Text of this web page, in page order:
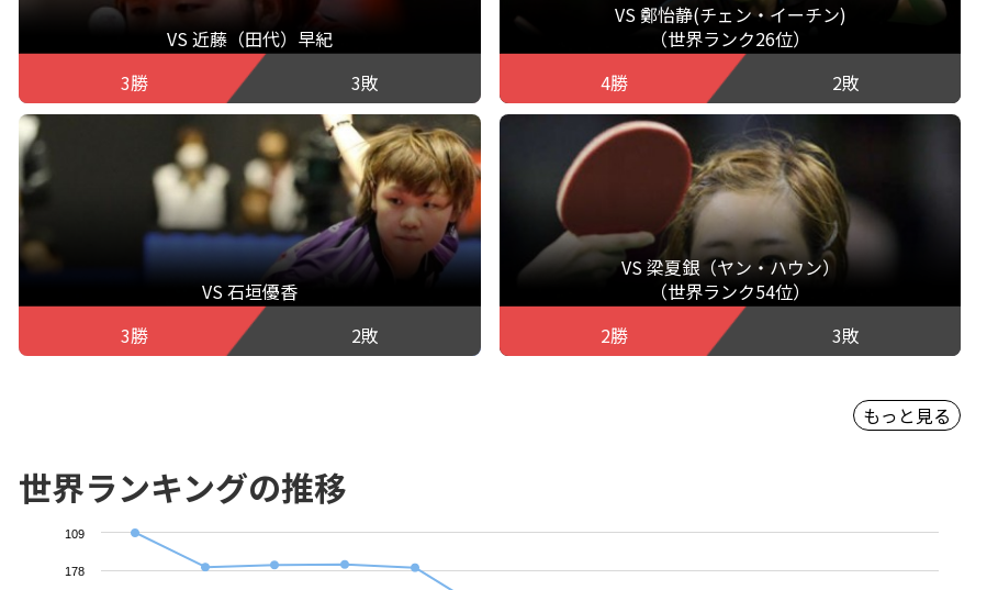
VS 近藤（田代）早紀
3勝
3敗
VS 鄭怡静(チェン・イーチン)
（世界ランク26位）
4勝
2敗
VS 石垣優香
3勝
2敗
VS 梁夏銀（ヤン・ハウン）
（世界ランク54位）
2勝
3敗
もっと見る
世界ランキングの推移
109
178